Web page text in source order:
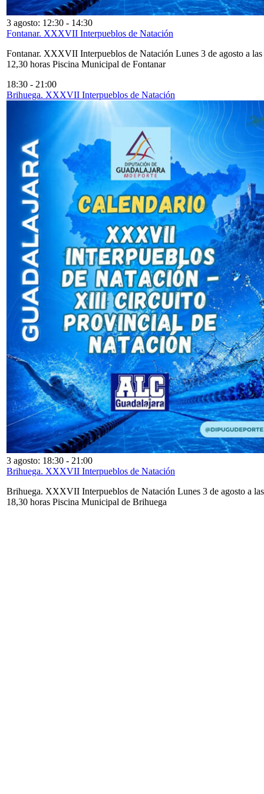
3 agosto: 12:30 - 14:30
Fontanar. XXXVII Interpueblos de Natación
Fontanar. XXXVII Interpueblos de Natación Lunes 3 de agosto a las
12,30 horas Piscina Municipal de Fontanar
18:30 - 21:00
Brihuega. XXXVII Interpueblos de Natación
3 agosto: 18:30 - 21:00
Brihuega. XXXVII Interpueblos de Natación
Brihuega. XXXVII Interpueblos de Natación Lunes 3 de agosto a las
18,30 horas Piscina Municipal de Brihuega